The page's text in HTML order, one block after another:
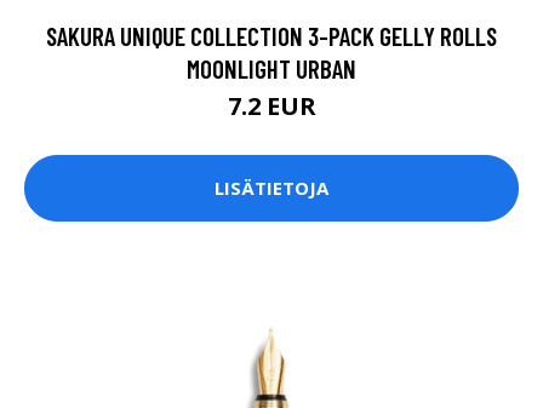
SAKURA UNIQUE COLLECTION 3-PACK GELLY ROLLS
MOONLIGHT URBAN
7.2 EUR
LISÄTIETOJA